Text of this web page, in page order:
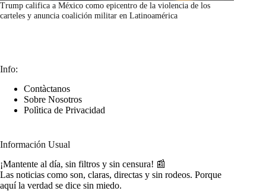
Trump califica a México como epicentro de la violencia de los
carteles y anuncia coalición militar en Latinoamérica
Info:
Contàctanos
Sobre Nosotros
Polìtica de Privacidad
Información Usual
¡Mantente al día, sin filtros y sin censura! 📰
Las noticias como son, claras, directas y sin rodeos. Porque
aquí la verdad se dice sin miedo.